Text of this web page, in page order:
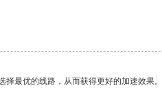
最优的线路，从而获得更好的加速效果。